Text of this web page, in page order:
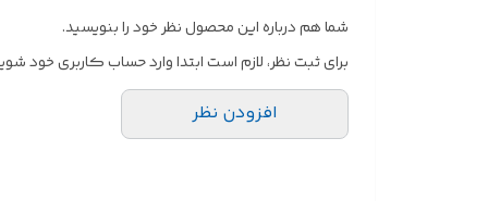
شما هم درباره این محصول نظر خود را بنویسید.
برای ثبت نظر، لازم است ابتدا وارد حساب کاربری خود
افزودن نظر